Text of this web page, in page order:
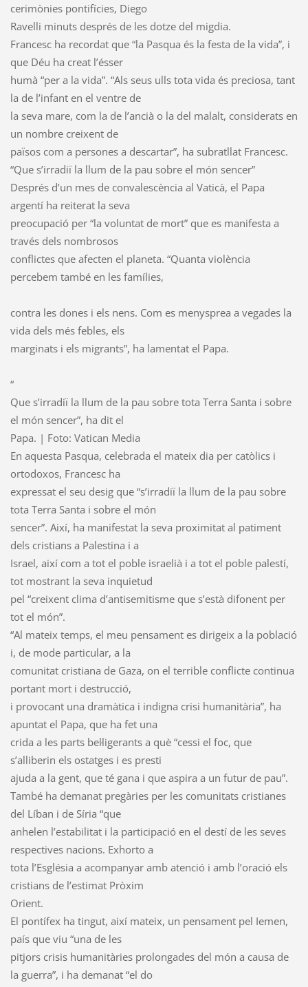
cerimònies pontifícies, Diego
Ravelli minuts després de les dotze del migdia.
Francesc ha recordat que “la Pasqua és la festa de la vida”, i
que Déu ha creat l’ésser
humà “per a la vida”. “Als seus ulls tota vida és preciosa, tant
la de l’infant en el ventre de
la seva mare, com la de l’ancià o la del malalt, considerats en
un nombre creixent de
països com a persones a descartar”, ha subratllat Francesc.
“Que s’irradiï la llum de la pau sobre el món sencer”
Després d’un mes de convalescència al Vaticà, el Papa
argentí ha reiterat la seva
preocupació per “la voluntat de mort” que es manifesta a
través dels nombrosos
conflictes que afecten el planeta. “Quanta violència
percebem també en les famílies,
contra les dones i els nens. Com es menysprea a vegades la
vida dels més febles, els
marginats i els migrants”, ha lamentat el Papa.
“
Que s’irradiï la llum de la pau sobre tota Terra Santa i sobre
el món sencer”, ha dit el
Papa. | Foto: Vatican Media
En aquesta Pasqua, celebrada el mateix dia per catòlics i
ortodoxos, Francesc ha
expressat el seu desig que “s’irradiï la llum de la pau sobre
tota Terra Santa i sobre el món
sencer”. Així, ha manifestat la seva proximitat al patiment
dels cristians a Palestina i a
Israel, així com a tot el poble israelià i a tot el poble palestí,
tot mostrant la seva inquietud
pel “creixent clima d’antisemitisme que s’està difonent per
tot el món”.
“Al mateix temps, el meu pensament es dirigeix a la població
i, de mode particular, a la
comunitat cristiana de Gaza, on el terrible conflicte continua
portant mort i destrucció,
i provocant una dramàtica i indigna crisi humanitària”, ha
apuntat el Papa, que ha fet una
crida a les parts bel·ligerants a què “cessi el foc, que
s’alliberin els ostatges i es presti
ajuda a la gent, que té gana i que aspira a un futur de pau”.
També ha demanat pregàries per les comunitats cristianes
del Líban i de Síria “que
anhelen l’estabilitat i la participació en el destí de les seves
respectives nacions. Exhorto a
tota l’Església a acompanyar amb atenció i amb l’oració els
cristians de l’estimat Pròxim
Orient.
El pontífex ha tingut, així mateix, un pensament pel Iemen,
país que viu “una de les
pitjors crisis humanitàries prolongades del món a causa de
la guerra”, i ha demanat “el do